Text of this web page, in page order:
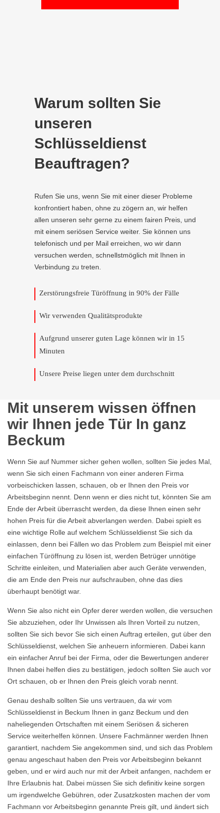
Warum sollten Sie
unseren
Schlüsseldienst
Beauftragen?
Rufen Sie uns, wenn Sie mit einer dieser Probleme
konfrontiert haben, ohne zu zögern an, wir helfen
allen unseren sehr gerne zu einem fairen Preis, und
mit einem seriösen Service weiter. Sie können uns
telefonisch und per Mail erreichen, wo wir dann
versuchen werden, schnellstmöglich mit Ihnen in
Verbindung zu treten.
Zerstörungsfreie Türöffnung in 90% der Fälle
Wir verwenden Qualitätsprodukte
Aufgrund unserer guten Lage können wir in 15
Minuten
Unsere Preise liegen unter dem durchschnitt
Mit unserem wissen öffnen
wir Ihnen jede Tür In ganz
Beckum
Wenn Sie auf Nummer sicher gehen wollen, sollten Sie jedes Mal,
wenn Sie sich einen Fachmann von einer anderen Firma
vorbeischicken lassen, schauen, ob er Ihnen den Preis vor
Arbeitsbeginn nennt. Denn wenn er dies nicht tut, könnten Sie am
Ende der Arbeit überrascht werden, da diese Ihnen einen sehr
hohen Preis für die Arbeit abverlangen werden. Dabei spielt es
eine wichtige Rolle auf welchem Schlüsseldienst Sie sich da
einlassen, denn bei Fällen wo das Problem zum Beispiel mit einer
einfachen Türöffnung zu lösen ist, werden Betrüger unnötige
Schritte einleiten, und Materialien aber auch Geräte verwenden,
die am Ende den Preis nur aufschrauben, ohne das dies
überhaupt benötigt war.
Wenn Sie also nicht ein Opfer derer werden wollen, die versuchen
Sie abzuziehen, oder Ihr Unwissen als Ihren Vorteil zu nutzen,
sollten Sie sich bevor Sie sich einen Auftrag erteilen, gut über den
Schlüsseldienst, welchen Sie anheuern informieren. Dabei kann
ein einfacher Anruf bei der Firma, oder die Bewertungen anderer
Ihnen dabei helfen dies zu bestätigen, jedoch sollten Sie auch vor
Ort schauen, ob er Ihnen den Preis gleich vorab nennt.
Genau deshalb sollten Sie uns vertrauen, da wir vom
Schlüsseldienst in Beckum Ihnen in ganz Beckum und den
naheliegenden Ortschaften mit einem Seriösen & sicheren
Service weiterhelfen können. Unsere Fachmänner werden Ihnen
garantiert, nachdem Sie angekommen sind, und sich das Problem
genau angeschaut haben den Preis vor Arbeitsbeginn bekannt
geben, und er wird auch nur mit der Arbeit anfangen, nachdem er
Ihre Erlaubnis hat. Dabei müssen Sie sich definitiv keine sorgen
um irgendwelche Gebühren, oder Zusatzkosten machen der vom
Fachmann vor Arbeitsbeginn genannte Preis gilt, und ändert sich